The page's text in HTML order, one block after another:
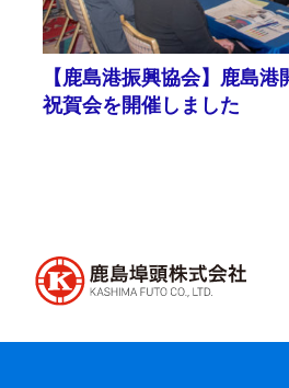
【鹿島港振興協会】鹿島
祝賀会を開催しました